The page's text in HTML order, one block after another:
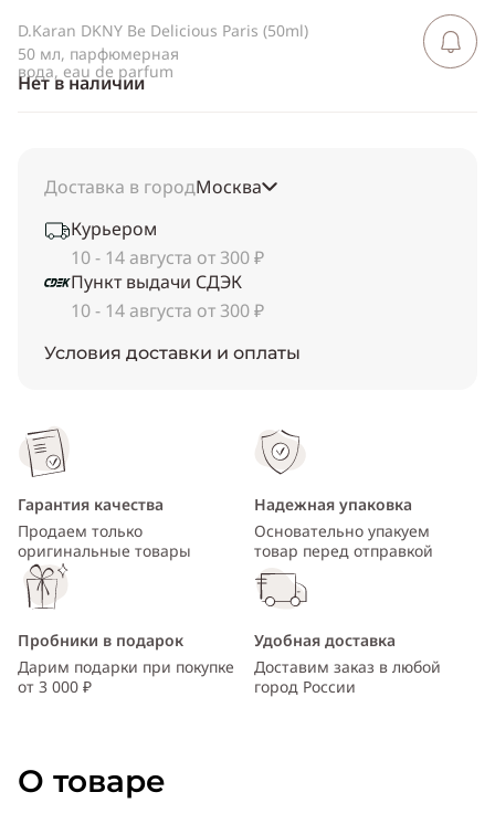
D.Karan DKNY Be Delicious Paris (50ml)
50 мл, парфюмерная
вода, eau de parfum
Нет в наличии
Сообщить
Доставка в городМосква
Курьером
10 - 14 августа от 300 ₽
Пункт выдачи СДЭК
10 - 14 августа от 300 ₽
Условия доставки и оплаты
Гарантия качества
Продаем только
оригинальные товары
Надежная упаковка
Основательно упакуем
товар перед отправкой
Пробники в подарок
Дарим подарки при покупке
от 3 000 ₽
Удобная доставка
Доставим заказ в любой
город России
О товаре